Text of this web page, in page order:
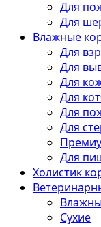
Для
Для
Влажные
Для
Для
Для
Для
Для
Для
Для
Холистик
Сухие